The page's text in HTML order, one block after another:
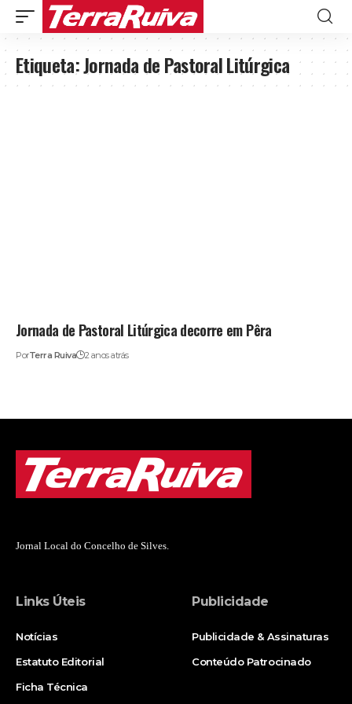
Etiqueta:Jornada de Pastoral Litúrgica
Jornada de Pastoral Litúrgica decorre em Pêra
PorTerra Ruiva 2 anos atrás
Jornal Local do Concelho de Silves.
Links Úteis
Notícias
Estatuto Editorial
Ficha Técnica
Publicidade
Publicidade & Assinaturas
Conteúdo Patrocinado